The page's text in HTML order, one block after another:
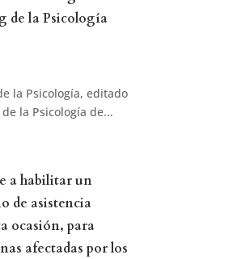
de la Psicología
la Psicología, editado
la Psicología de...
a habilitar un
de asistencia
ocasión, para
afectadas por los